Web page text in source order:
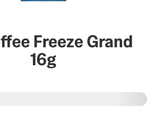
Freeze Grand
16g